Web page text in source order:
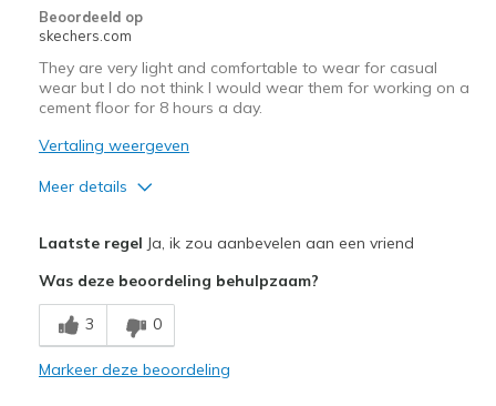
View On Shoes
Beoordeeld op
skechers.com
They are very light and comfortable to wear for casual
wear but I do not think I would wear them for working on a
cement floor for 8 hours a day.
Vertaling weergeven
Meer details
Comfortable
Minpunten
have not noticed any yet
Laatste regel Ja, ik zou aanbevelen aan een vriend
Was deze beoordeling behulpzaam?
3 0
Markeer deze beoordeling